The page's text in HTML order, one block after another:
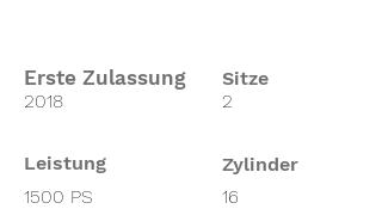
Erste Zulassung
2018
Leistung
1500 PS
Sitze
2
Zylinder
16